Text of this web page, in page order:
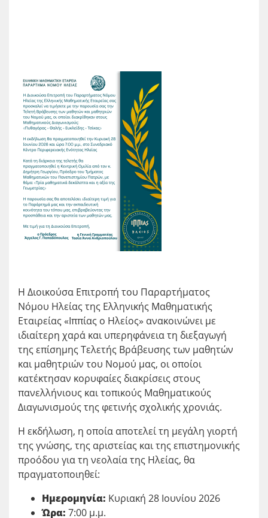
Η Διοικούσα Επιτροπή του Παραρτήματος
Νόμου Ηλείας της Ελληνικής Μαθηματικής
Εταιρείας «Ιππίας ο Ηλείος» ανακοινώνει με
ιδιαίτερη χαρά και υπερηφάνεια τη διεξαγωγή
της επίσημης Τελετής Βράβευσης των μαθητών
και μαθητριών του Νομού μας, οι οποίοι
κατέκτησαν κορυφαίες διακρίσεις στους
πανελλήνιους και τοπικούς Μαθηματικούς
Διαγωνισμούς της φετινής σχολικής χρονιάς.
Η εκδήλωση, η οποία αποτελεί τη μεγάλη γιορτή
της γνώσης, της αριστείας και της επιστημονικής
προόδου για τη νεολαία της Ηλείας, θα
πραγματοποιηθεί:
Ημερομηνία: Κυριακή 28 Ιουνίου 2026
Ώρα: 7:00 μ.μ.